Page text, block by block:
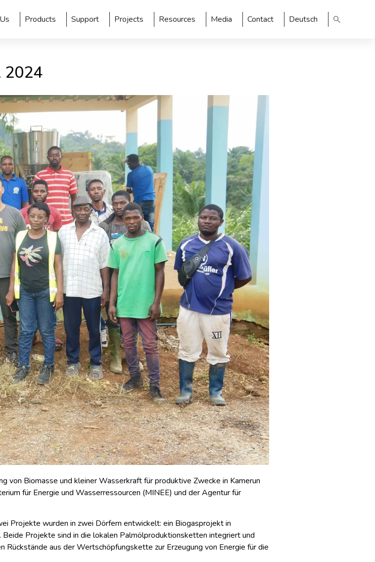
Products Support Projects Resources Media Contact Deutsch
2024
von Biomasse und kleiner Wasserkraft für produktive Zwecke in Kamerun
für Energie und Wasserressourcen (MINEE) und der Agentur für
Projekte wurden in zwei Dörfern entwickelt: ein Biogasprojekt in
Projekte sind in die lokalen Palmölproduktionsketten integriert und
aus der Wertschöpfungskette zur Erzeugung von Energie für die